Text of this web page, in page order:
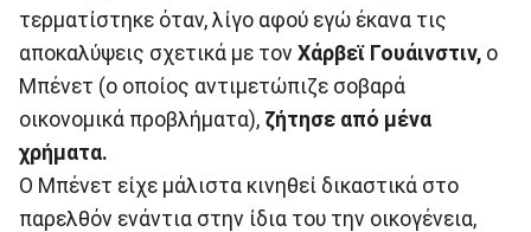
τερματίστηκε όταν, λίγο αφού εγώ έκανα τις
αποκαλύψεις σχετικά με τον Χάρβεϊ Γουάινστιν, ο
Μπένετ (ο οποίος αντιμετώπιζε σοβαρά
οικονομικά προβλήματα), ζήτησε από μένα
χρήματα.
Ο Μπένετ είχε μάλιστα κινηθεί δικαστικά στο
παρελθόν ενάντια στην ίδια του την οικογένεια,